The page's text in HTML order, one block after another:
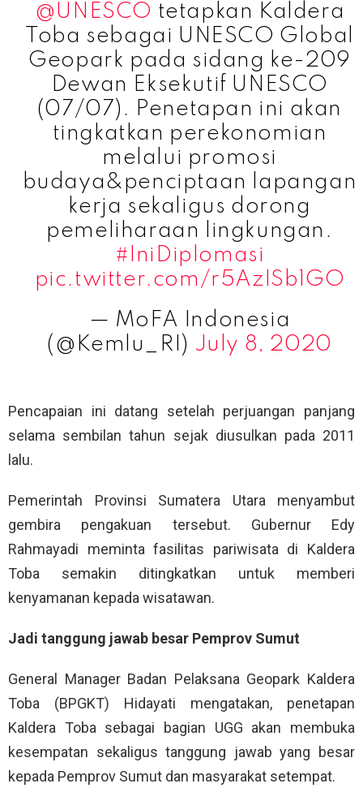
@UNESCO tetapkan Kaldera
Toba sebagai UNESCO Global
Geopark pada sidang ke-209
Dewan Eksekutif UNESCO
(07/07). Penetapan ini akan
tingkatkan perekonomian
melalui promosi
budaya&penciptaan lapangan
kerja sekaligus dorong
pemeliharaan lingkungan.
#IniDiplomasi
pic.twitter.com/r5AzISb1GO
— MoFA Indonesia
(@Kemlu_RI) July 8, 2020
Pencapaian ini datang setelah perjuangan panjang
selama sembilan tahun sejak diusulkan pada 2011
lalu.
Pemerintah Provinsi Sumatera Utara menyambut
gembira pengakuan tersebut. Gubernur Edy
Rahmayadi meminta fasilitas pariwisata di Kaldera
Toba semakin ditingkatkan untuk memberi
kenyamanan kepada wisatawan.
Jadi tanggung jawab besar Pemprov Sumut
General Manager Badan Pelaksana Geopark Kaldera
Toba (BPGKT) Hidayati mengatakan, penetapan
Kaldera Toba sebagai bagian UGG akan membuka
kesempatan sekaligus tanggung jawab yang besar
kepada Pemprov Sumut dan masyarakat setempat.